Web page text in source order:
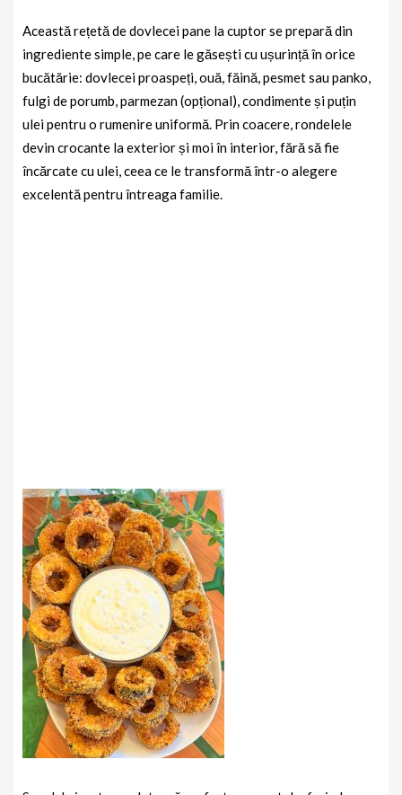
Această rețetă de dovlecei pane la cuptor se prepară din
ingrediente simple, pe care le găsești cu ușurință în orice
bucătărie: dovlecei proaspeți, ouă, făină, pesmet sau panko,
fulgi de porumb, parmezan (opțional), condimente și puțin
ulei pentru o rumenire uniformă. Prin coacere, rondelele
devin crocante la exterior și moi în interior, fără să fie
încărcate cu ulei, ceea ce le transformă într-o alegere
excelentă pentru întreaga familie.